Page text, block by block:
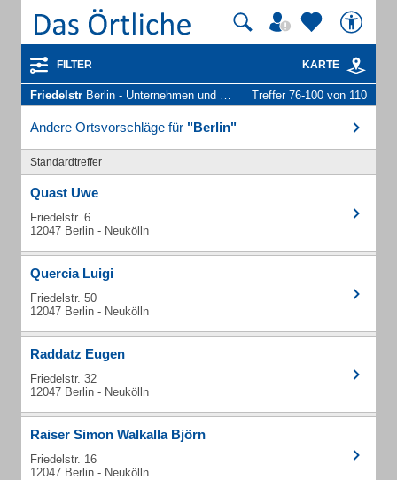
FILTER KARTE
Friedelstr Berlin - Unternehmen und Personen Treffer 76-100 von 110
Andere Ortsvorschläge für "Berlin"
Standardtreffer
Quast Uwe
Friedelstr. 6
12047 Berlin - Neukölln
Quercia Luigi
Friedelstr. 50
12047 Berlin - Neukölln
Raddatz Eugen
Friedelstr. 32
12047 Berlin - Neukölln
Raiser Simon Walkalla Björn
Friedelstr. 16
12047 Berlin - Neukölln